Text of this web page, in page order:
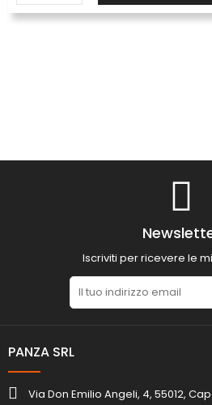
Iscriviti per ricevere le
PANZA SRL
Via Don Emilio Angeli, 4, 55012,